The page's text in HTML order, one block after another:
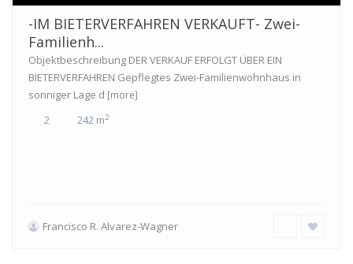
-IM BIETERVERFAHREN VERKAUFT- Zwei-
Familienh...
Objektbeschreibung DER VERKAUF ERFOLGT ÜBER EIN
BIETERVERFAHREN Gepflegtes Zwei-Familienwohnhaus in
sonniger Lage d [more]
2 242 m2
Francisco R. Alvarez-Wagner